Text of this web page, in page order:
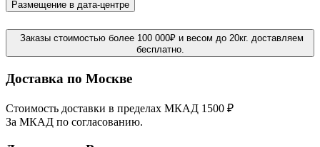
Размещение в дата-центре
Заказы стоимостью более 100 000₽ и весом до 20кг. доставляем
бесплатно.
Доставка по Москве
Стоимость доставки в пределах МКАД 1500 ₽
За МКАД по согласованию.